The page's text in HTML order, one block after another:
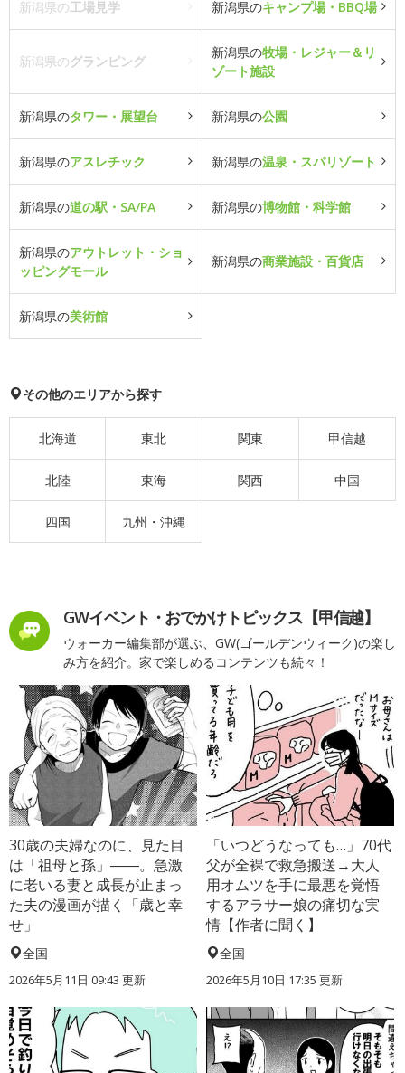
新潟県の工場見学 新潟県のキャンプ場・BBQ場
新潟県のグランピング
新潟県の牧場・レジャー＆リ
ゾート施設
新潟県のタワー・展望台 新潟県の公園
新潟県のアスレチック 新潟県の温泉・スパリゾート
新潟県の道の駅・SA/PA 新潟県の博物館・科学館
新潟県のアウトレット・ショ
ッピングモール
新潟県の商業施設・百貨店
新潟県の美術館
その他のエリアから探す
北海道 東北 関東 甲信越
北陸 東海 関西 中国
四国 九州・沖縄
GWイベント・おでかけトピックス【甲信越】
ウォーカー編集部が選ぶ、GW(ゴールデンウィーク)の楽し
み方を紹介。家で楽しめるコンテンツも続々！
30歳の夫婦なのに、見た目
は「祖母と孫」――。急激
に老いる妻と成長が止まっ
た夫の漫画が描く「歳と幸
せ」
全国
2026年5月11日 09:43 更新
「いつどうなっても…」70代
父が全裸で救急搬送→大人
用オムツを手に最悪を覚悟
するアラサー娘の痛切な実
情【作者に聞く】
全国
2026年5月10日 17:35 更新